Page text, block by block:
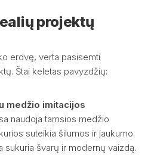
projektų
erdvę, verta pasisemti
Štai keletas pavyzdžių:
medžio imitacijos
naudoja tamsios medžio
suteikia šilumos ir jaukumo.
sukuria švarų ir modernų vaizdą.